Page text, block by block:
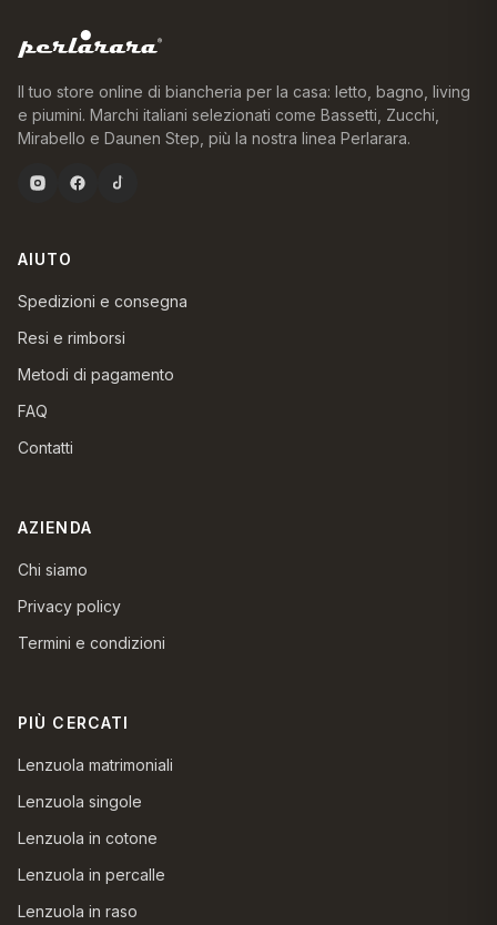
Il tuo store online di biancheria per la casa: letto, bagno, living
e piumini. Marchi italiani selezionati come Bassetti, Zucchi,
Mirabello e Daunen Step, più la nostra linea Perlarara.
AIUTO
Spedizioni e consegna
Resi e rimborsi
Metodi di pagamento
FAQ
Contatti
AZIENDA
Chi siamo
Privacy policy
Termini e condizioni
PIÙ CERCATI
Lenzuola matrimoniali
Lenzuola singole
Lenzuola in cotone
Lenzuola in percalle
Lenzuola in raso